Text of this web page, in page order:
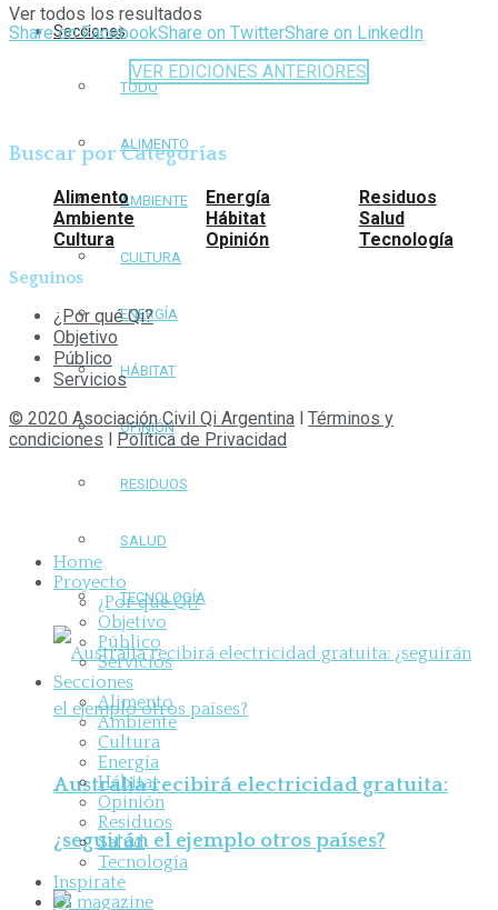
Secciones
TODO
ALIMENTO
AMBIENTE
CULTURA
ENERGÍA
HÁBITAT
OPINIÓN
RESIDUOS
SALUD
TECNOLOGÍA
Australia recibirá electricidad gratuita:
¿seguirán el ejemplo otros países?
Ver todos los resultados
Share on FacebookShare on TwitterShare on LinkedIn
VER EDICIONES ANTERIORES
Buscar por Categorías
Alimento
Ambiente
Cultura
Energía
Hábitat
Opinión
Residuos
Salud
Tecnología
Seguinos
¿Por qué Qi?
Objetivo
Público
Servicios
© 2020 Asociación Civil Qi Argentina l Términos y
condiciones l Política de Privacidad
Home
Proyecto
¿Por qué Qi?
Objetivo
Público
Servicios
Secciones
Alimento
Ambiente
Cultura
Energía
Hábitat
Opinión
Residuos
Salud
Tecnología
Inspirate
Qi magazine